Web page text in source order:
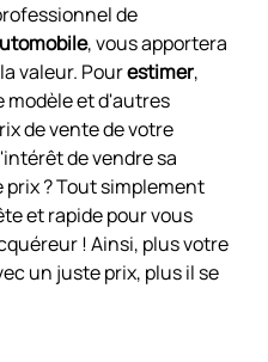
de
, vous apportera
valeur. Pourestimer,
modèle et d'autres
de vente de votre
de vendre sa
? Tout simplement
et rapide pour vous
! Ainsi, plus votre
un juste prix, plus il se